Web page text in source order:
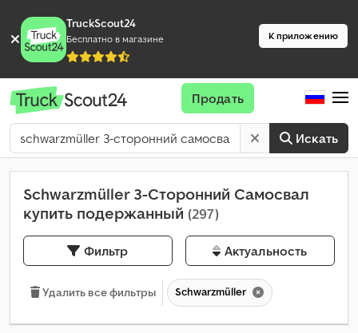
TruckScout24
Бесплатно в магазине К приложению
Искать
Продать
Schwarzmüller 3-Сторонний Самосвал
купить подержанный (297)
Фильтр Актуальность
Удалить все фильтры Schwarzmüller